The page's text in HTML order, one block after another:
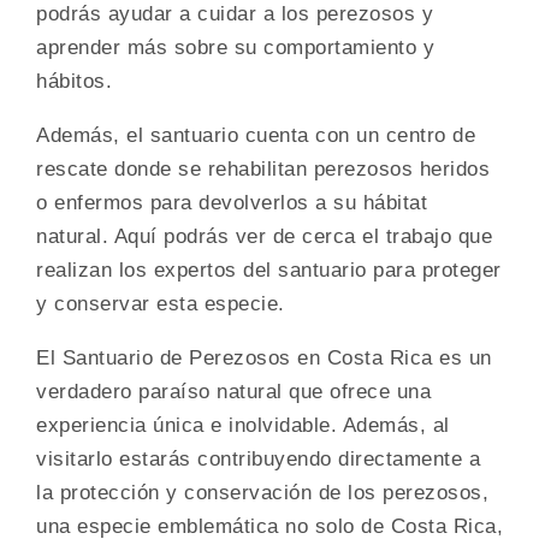
podrás ayudar a cuidar a los perezosos y
aprender más sobre su comportamiento y
hábitos.
Además, el santuario cuenta con un centro de
rescate donde se rehabilitan perezosos heridos
o enfermos para devolverlos a su hábitat
natural. Aquí podrás ver de cerca el trabajo que
realizan los expertos del santuario para proteger
y conservar esta especie.
El Santuario de Perezosos en Costa Rica es un
verdadero paraíso natural que ofrece una
experiencia única e inolvidable. Además, al
visitarlo estarás contribuyendo directamente a
la protección y conservación de los perezosos,
una especie emblemática no solo de Costa Rica,